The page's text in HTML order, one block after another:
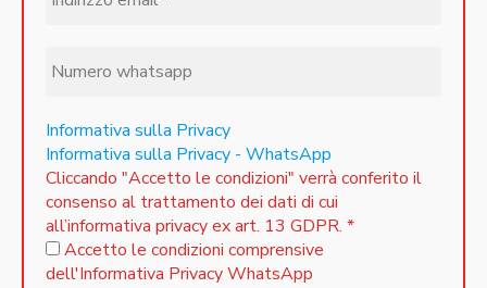
Informativa sulla Privacy
Informativa sulla Privacy - WhatsApp
Cliccando "Accetto le condizioni" verrà conferito il
consenso al trattamento dei dati di cui
all’informativa privacy ex art. 13 GDPR. *
Accetto le condizioni comprensive
dell'Informativa Privacy WhatsApp